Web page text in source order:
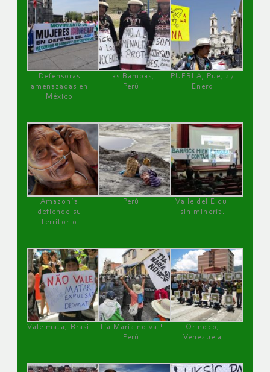
Defensoras
amenazadas en
México
Las Bambas,
Perú
PUEBLA, Pue, 27
Enero
Amazonía
defiende su
territorio
Perú
Valle del Elqui
sin minería.
Vale mata, Brasil
Tía María no va !
Perú
Orinoco,
Venezuela